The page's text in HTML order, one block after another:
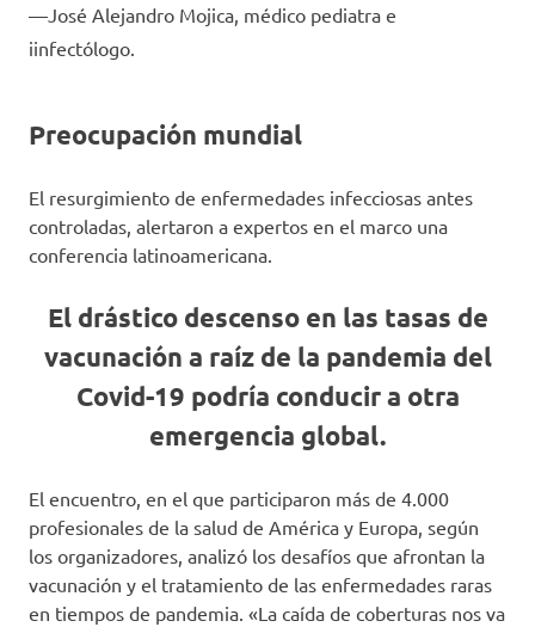
José Alejandro Mojica, médico pediatra e
iinfectólogo.
Preocupación mundial
El resurgimiento de enfermedades infecciosas antes
controladas, alertaron a expertos en el marco una
conferencia latinoamericana.
El drástico descenso en las tasas de
vacunación a raíz de la pandemia del
Covid-19 podría conducir a otra
emergencia global.
El encuentro, en el que participaron más de 4.000
profesionales de la salud de América y Europa, según
los organizadores, analizó los desafíos que afrontan la
vacunación y el tratamiento de las enfermedades raras
en tiempos de pandemia. «La caída de coberturas nos va